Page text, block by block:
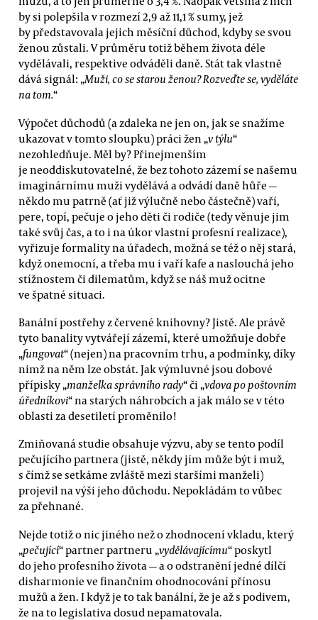
by si polepšila v rozmezí 2,9 až 11,1 % sumy, jež
by představovala jejich měsíční důchod, kdyby se svou
ženou zůstali. V průměru totiž během života déle
vydělávali, respektive odváděli daně. Stát tak vlastně
dává signál: „Muži, co se starou ženou? Rozveďte se, vyděláte
na tom.“
Výpočet důchodů (a zdaleka ne jen on, jak se snažíme
ukazovat v tomto sloupku) práci žen „v týlu“
nezohledňuje. Měl by? Přinejmenším
je neoddiskutovatelné, že bez tohoto zázemí se našemu
imaginárnímu muži vydělává a odvádí daně hůře —
někdo mu patrně (ať již výlučně nebo částečně) vaří,
pere, topí, pečuje o jeho děti či rodiče (tedy věnuje jim
také svůj čas, a to i na úkor vlastní profesní realizace),
vyřizuje formality na úřadech, možná se též o něj stará,
když onemocní, a třeba mu i vaří kafe a naslouchá jeho
stížnostem či dilematům, když se náš muž ocitne
ve špatné situaci.
Banální postřehy z červené knihovny? Jistě. Ale právě
tyto banality vytvářejí zázemí, které umožňuje dobře
„fungovat“ (nejen) na pracovním trhu, a podmínky, díky
nimž na něm lze obstát. Jak výmluvné jsou dobové
přípisky „manželka správního rady“ či „vdova po poštovním
úředníkovi“ na starých náhrobcích a jak málo se v této
oblasti za desetiletí proměnilo!
Zmiňovaná studie obsahuje výzvu, aby se tento podíl
pečujícího partnera (jistě, někdy jím může být i muž,
s čímž se setkáme zvláště mezi staršími manželi)
projevil na výši jeho důchodu. Nepokládám to vůbec
za přehnané.
Nejde totiž o nic jiného než o zhodnocení vkladu, který
„pečující“ partner partneru „vydělávajícímu“ poskytl
do jeho profesního života — a o odstranění jedné dílčí
disharmonie ve finančním ohodnocování přínosu
mužů a žen. I když je to tak banální, že je až s podivem,
že na to legislativa dosud nepamatovala.